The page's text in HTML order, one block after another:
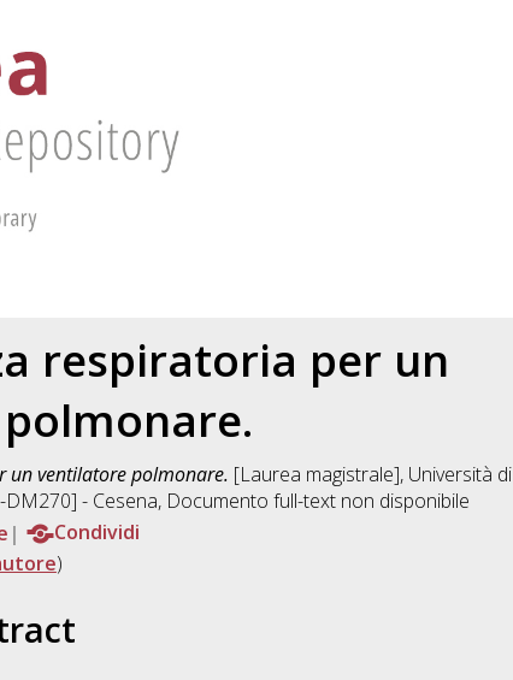
respiratoria per un
un ventilatore polmonare. [Laurea magistrale], Università di
- Cesena, Documento full-text non disponibile
Condividi
)